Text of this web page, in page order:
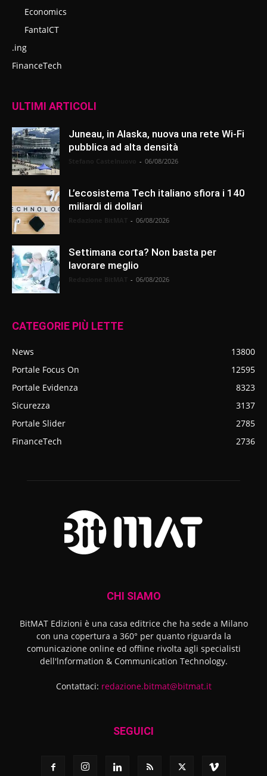
Economics
FantaICT
.ing
FinanceTech
ULTIMI ARTICOLI
Juneau, in Alaska, nuova una rete Wi-Fi
pubblica ad alta densità
- 06/08/2026
L’ecosistema Tech italiano sfiora i 140
miliardi di dollari
- 06/08/2026
Settimana corta? Non basta per
lavorare meglio
- 06/08/2026
CATEGORIE PIÙ LETTE
News
13800
Portale Focus On
12595
Portale Evidenza
8323
Sicurezza
3137
Portale Slider
2785
FinanceTech
2736
CHI SIAMO
BitMAT Edizioni è una casa editrice che ha sede a Milano
con una copertura a 360° per quanto riguarda la
comunicazione online ed offline rivolta agli specialisti
dell'lnformation & Communication Technology.
Contattaci: redazione.bitmat@bitmat.it
SEGUICI